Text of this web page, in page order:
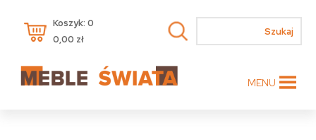
Koszyk: 0
0,00 zł
MENU